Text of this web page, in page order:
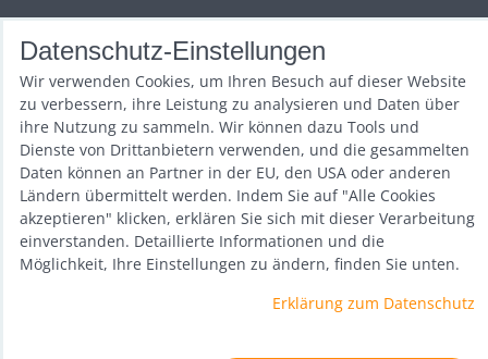
Zábava na Vaši akci
Půjčovna
Promotéři
Kurzy a setkání
Velkoobchod
Nabídka práce
Datenschutz-Einstellungen
Wir verwenden Cookies, um Ihren Besuch auf dieser Website
zu verbessern, ihre Leistung zu analysieren und Daten über
ihre Nutzung zu sammeln. Wir können dazu Tools und
Dienste von Drittanbietern verwenden, und die gesammelten
Daten können an Partner in der EU, den USA oder anderen
Ländern übermittelt werden. Indem Sie auf "Alle Cookies
akzeptieren" klicken, erklären Sie sich mit dieser Verarbeitung
einverstanden. Detaillierte Informationen und die
Möglichkeit, Ihre Einstellungen zu ändern, finden Sie unten.
Erklärung zum Datenschutz